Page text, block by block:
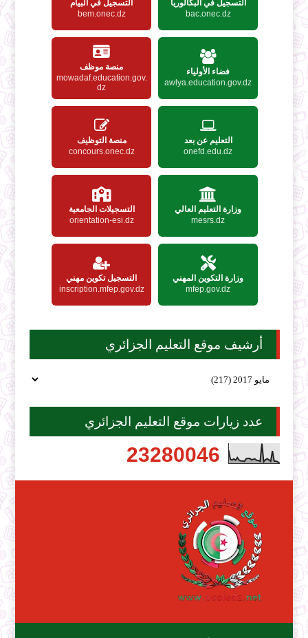
التسجيل في البكالوريا
bac.onec.dz
التسجيل في البيام
bem.onec.dz
فضاء الأولياء
awlya.education.gov.dz
منصة موظف
mowadaf.education.gov.
dz
التعليم عن بعد
onefd.edu.dz
منصة التوظيف
concours.onec.dz
وزارة التعليم العالي
mesrs.dz
التسجيلات الجامعية
orientation-esi.dz
وزارة التكوين المهني
mfep.gov.dz
التسجيل تكوين مهني
inscription.mfep.gov.dz
أرشيف موقع التعليم الجزائري
عدد زيارات موقع التعليم الجزائري
23280046